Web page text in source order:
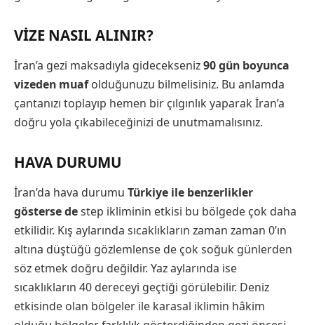
VIZE NASIL ALINIR?
İran’a gezi maksadıyla gidecekseniz90 gün boyunca
vizeden muafolduğunuzu bilmelisiniz. Bu anlamda
çantanızı toplayıp hemen bir çılgınlık yaparak İran’a
doğru yola çıkabileceğinizi de unutmamalısınız.
HAVA DURUMU
İran’da hava durumu Türkiye ile benzerlikler
gösterse destep ikliminin etkisi bu bölgede çok daha
etkilidir. Kış aylarında sıcaklıkların zaman zaman 0’ın
altına düştüğü gözlemlense de çok soğuk günlerden
söz etmek doğru değildir. Yaz aylarında ise
sıcaklıkların 40 dereceyi geçtiği görülebilir. Deniz
etkisinde olan bölgeler ile karasal iklimin hâkim